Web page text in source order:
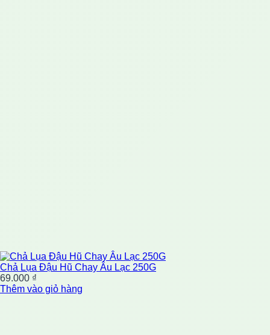
Chả Lụa Đậu Hũ Chay Âu Lạc 250G
69.000 ₫
Thêm vào giỏ hàng